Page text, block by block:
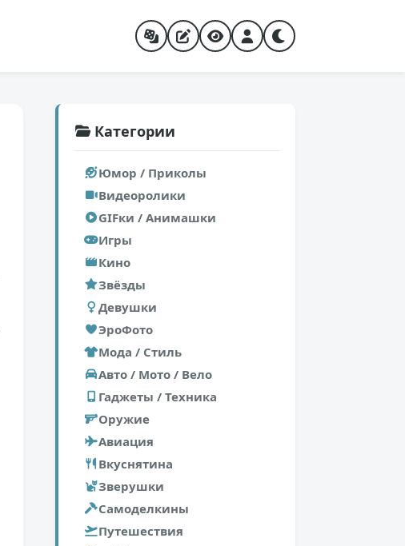
Категории
Юмор / Приколы
Видеоролики
GIFки / Анимашки
Игры
Кино
Звёзды
Девушки
ЭроФото
Мода / Стиль
Авто / Мото / Вело
Гаджеты / Техника
Оружие
Авиация
Вкуснятина
Зверушки
Самоделкины
Путешествия